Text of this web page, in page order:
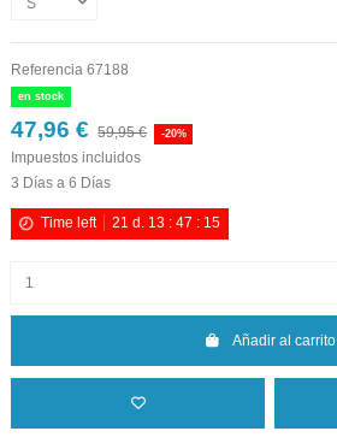
Referencia 67188
en stock
47,96 € 59,95 € -20%
Impuestos incluidos
3 Días a 6 Días
Time left 21 d. 13 :47 : 15
Añadir al carrito